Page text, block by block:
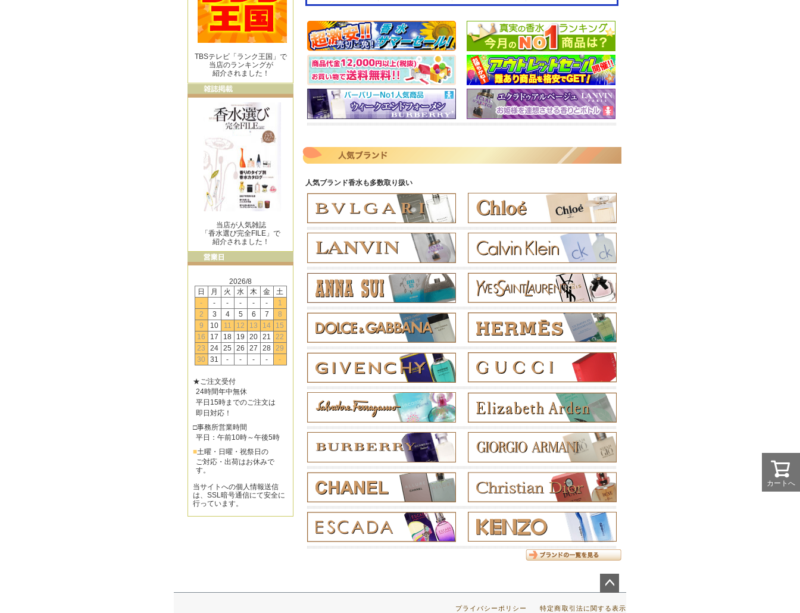
人気ブランド香水も多数取り扱い
カートへ
TBSテレビ「ランク王国」で
当店のランキングが
紹介されました！
当店が人気雑誌
「香水選び完全FILE」で
紹介されました！
2026/8
日
月 火 水 木 金
土
-
- - - - -
1
2
3 4 5 6 7
8
9
10 11 12 13 14
15
16
17 18 19 20 21
22
23
24 25 26 27 28 29
30
31 - - - - -
★ご注文受付
24時間年中無休
平日15時までのご注文は
即日対応！
□事務所営業時間
平日：午前10時～午後5時
■土曜・日曜・祝祭日の
ご対応・出荷はお休みで
す。
当サイトへの個人情報送信
は、SSL暗号通信にて安全に
行っています。
ジト
プライバシーポリシー 特定商取引法に関する表示